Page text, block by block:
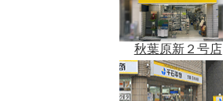
秋葉原新２号店